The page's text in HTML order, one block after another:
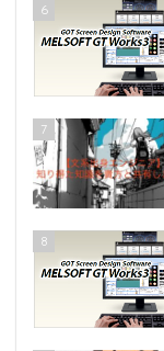
6
7
8